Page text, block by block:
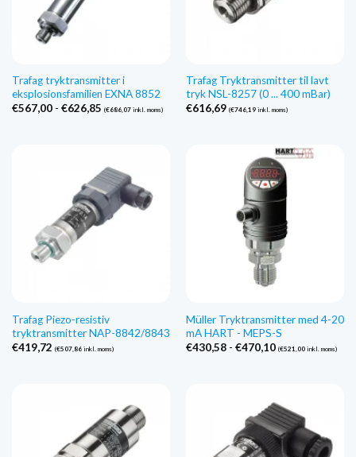
Trafag tryktransmitter i
eksplosionsfamilien EXNA 8852
€567,00 - €626,85Prisinterval:
(€686,07inkl. moms)
Trafag Tryktransmitter til lavt
tryk NSL-8257 (0 ... 400 mBar)
€616,69 (€746,19inkl. moms)
Trafag Piezo-resistiv
tryktransmitter NAP-8842/8843
€419,72 (€507,86inkl. moms)
Müller Tryktransmitter med 4-20
mA HART - MEPS-S
€430,58 - €470,10Prisinterval:
(€521,00inkl. moms)